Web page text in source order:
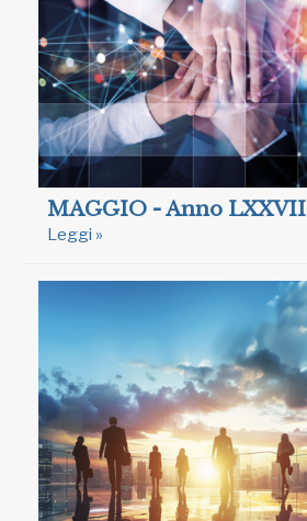
MAGGIO - Anno LXXVII
Leggi »